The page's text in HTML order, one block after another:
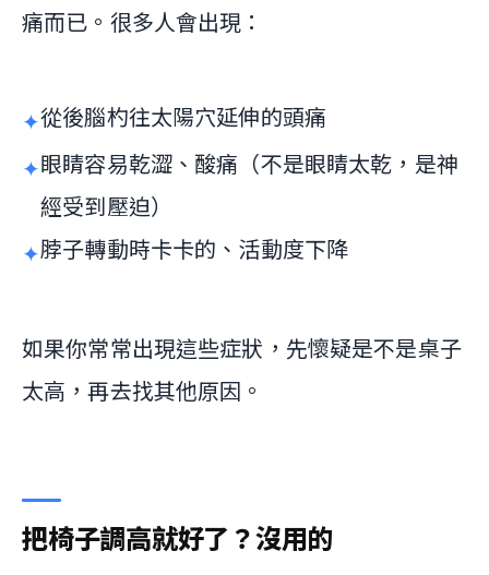
痛而已。很多人會出現：
從後腦杓往太陽穴延伸的頭痛
眼睛容易乾澀、酸痛（不是眼睛太乾，是神
經受到壓迫）
脖子轉動時卡卡的、活動度下降
如果你常常出現這些症狀，先懷疑是不是桌子
太高，再去找其他原因。
把椅子調高就好了？沒用的